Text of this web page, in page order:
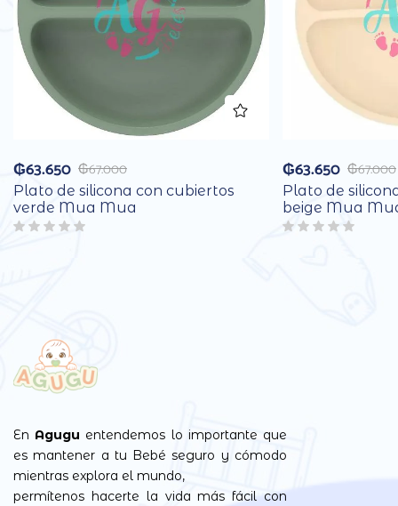
₲67.000
₲63.650
Plato de silicona con cubiertos
verde Mua Mua
₲67.000
₲63.650
Plato de
beige Mua
En Agugu entendemos lo importante que
es mantener a tu Bebé seguro y cómodo
mientras explora el mundo,
permítenos hacerte la vida más fácil con